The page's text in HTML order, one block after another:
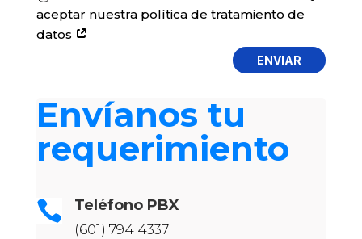
aceptar nuestra política de tratamiento de
datos
ENVIAR
Envíanos tu
requerimiento
 Teléfono PBX
(601) 794 4337